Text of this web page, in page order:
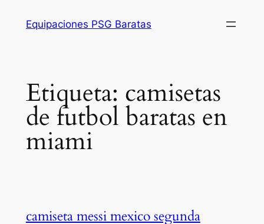
Equipaciones PSG Baratas
Etiqueta: camisetas
de futbol baratas en
miami
camiseta messi mexico segunda